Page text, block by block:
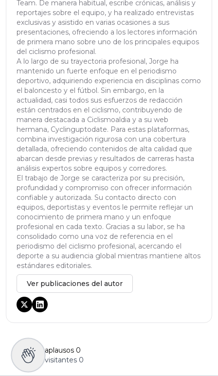
Team. De manera habitual, escribe crónicas, análisis y
reportajes sobre el equipo, y ha realizado entrevistas
exclusivas y asistido en varias ocasiones a sus
presentaciones, ofreciendo a los lectores información
de primera mano sobre uno de los principales equipos
del ciclismo profesional.
A lo largo de su trayectoria profesional, Jorge ha
mantenido un fuerte enfoque en el periodismo
deportivo, adquiriendo experiencia en disciplinas como
el baloncesto y el fútbol. Sin embargo, en la
actualidad, casi todos sus esfuerzos de redacción
están centrados en el ciclismo, contribuyendo de
manera destacada a Ciclismoaldia y a su web
hermana, Cyclinguptodate. Para estas plataformas,
combina investigación rigurosa con una cobertura
detallada, ofreciendo contenidos de alta calidad que
abarcan desde previas y resultados de carreras hasta
análisis expertos sobre equipos y corredores.
El trabajo de Jorge se caracteriza por su precisión,
profundidad y compromiso con ofrecer información
confiable y autorizada. Su contacto directo con
equipos, deportistas y eventos le permite reflejar un
conocimiento de primera mano y un enfoque
profesional en cada texto. Gracias a su labor, se ha
consolidado como una voz de referencia en el
periodismo del ciclismo profesional, acercando el
deporte a su audiencia global mientras mantiene altos
estándares editoriales.
Ver publicaciones del autor
aplausos 0
visitantes 0